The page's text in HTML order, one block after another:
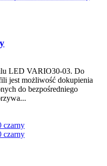
LED VARIO30-03. Do
jest możliwość dokupienia
do bezpośredniego